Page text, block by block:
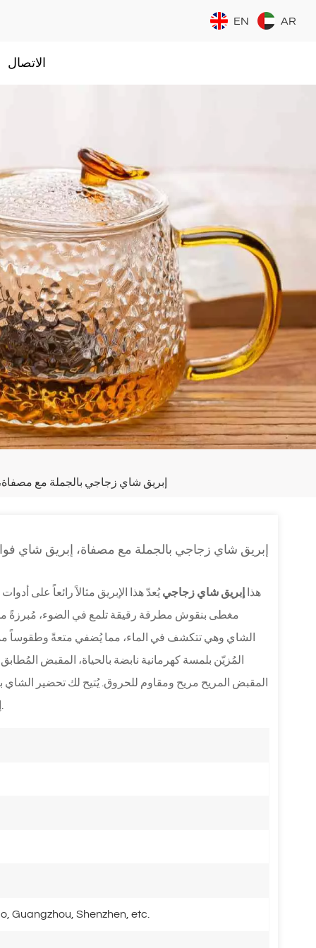
EN AR
الاتصال
إبريق شاي زجاجي بالجملة مع
إبريق شاي زجاجي بالجملة مع مصفاة، إبريق شاي
هذا إبريق شاي زجاجييُعدّ هذا الإبريق مثالاً رائعاً على
مغطى بنقوش مطرقة رقيقة تلمع في الضوء، مُبرزةً
الشاي وهي تتكشف في الماء، مما يُضفي متعةً وطقوساً
المُزيّن بلمسة كهرمانية نابضة بالحياة، المقبض
المقبض المريح مريح ومقاوم للحروق. يُتيح لك تحضير الشاي
Guangzhou, Shenzhen, etc.